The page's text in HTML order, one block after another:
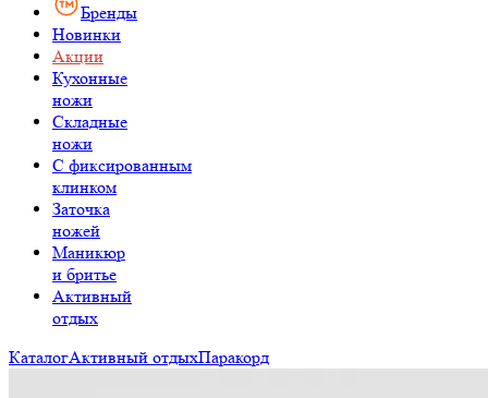
Бренды
Новинки
Акции
Кухонные
ножи
Складные
ножи
C фиксированным
клинком
Заточка
ножей
Маникюр
и бритье
Активный
отдых
КаталогАктивный отдыхПаракорд